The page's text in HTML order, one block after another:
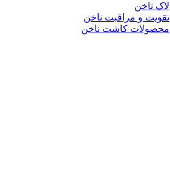
لاک ناخن
تقویت و مراقبت ناخن
محصولات کاشت ناخن